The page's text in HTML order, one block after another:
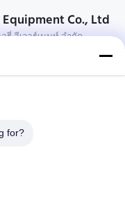
Co., Ltd
อีเวอร์เมนท์ จํากัด
DongGuan,
for?